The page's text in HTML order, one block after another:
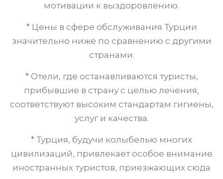
мотивации к выздоровлению.
* Цены в сфере обслуживания Турции
значительно ниже по сравнению с другими
странами.
* Отели, где останавливаются туристы,
прибывшие в страну с целью лечения,
соответствуют высоким стандартам гигиены,
услуг и качества.
* Турция, будучи колыбелью многих
цивилизаций, привлекает особое внимание
иностранных туристов, приезжающих сюда